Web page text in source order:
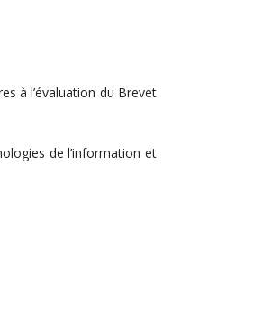
à l’évaluation du Brevet
de l’information et